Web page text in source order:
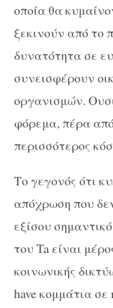
οποία θα
ξεκινούν από το
δυνατότητα σε
συνεισφέρουν
οργανισμών.
φόρεμα, πέρα
περισσότερος
Το γεγονός ότι
απόχρωση που
εξίσου
του Ta είναι
κοινωνικής
have κομμάτια